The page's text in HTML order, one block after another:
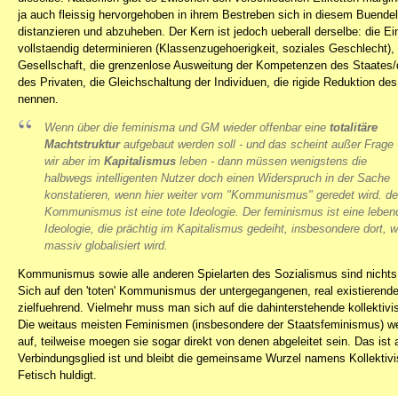
ja auch fleissig hervorgehoben in ihrem Bestreben sich in diesem
distanzieren und abzuheben. Der Kern ist jedoch ueberall derselbe: die
vollstaendig determinieren (Klassenzugehoerigkeit, soziales
Gesellschaft, die grenzenlose Ausweitung der Kompetenzen des
des Privaten, die Gleichschaltung der Individuen, die rigide Reduktion
nennen.
Wenn über die feminisma und GM wieder offenbar eine totalitäre
Machtstrukturaufgebaut werden soll - und das scheint außer Frage
wir aber im Kapitalismus leben - dann müssen wenigstens die
halbwegs intelligenten Nutzer doch einen Widerspruch in der Sache
konstatieren, wenn hier weiter vom "Kommunismus" geredet wird.
Kommunismus ist eine tote Ideologie. Der feminismus ist eine
Ideologie, die prächtig im Kapitalismus gedeiht, insbesondere dort,
massiv globalisiert wird.
Kommunismus sowie alle anderen Spielarten des Sozialismus sind
Sich auf den 'toten' Kommunismus der untergegangenen, real
zielfuehrend. Vielmehr muss man sich auf die dahinterstehende
Die weitaus meisten Feminismen (insbesondere der Staatsfeminismus)
auf, teilweise moegen sie sogar direkt von denen abgeleitet sein. Das ist
Verbindungsglied ist und bleibt die gemeinsame Wurzel namens
Fetisch huldigt.